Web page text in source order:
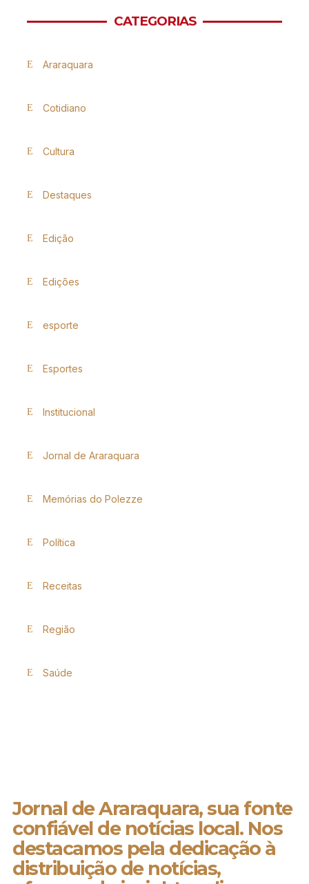
CATEGORIAS
Araraquara
Cotidiano
Cultura
Destaques
Edição
Edições
esporte
Esportes
Institucional
Jornal de Araraquara
Memórias do Polezze
Política
Receitas
Região
Saúde
Jornal de Araraquara, sua fonte
confiável de notícias local. Nos
destacamos pela dedicação à
distribuição de notícias,